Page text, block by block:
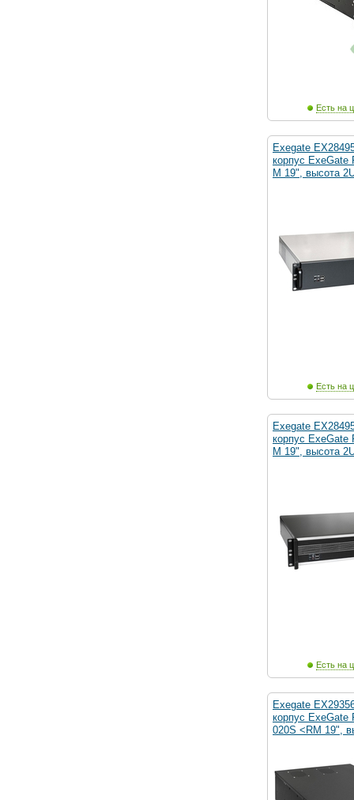
Есть на
Exegate
корпус ExeGate
M 19", высота
Есть на
Exegate
корпус ExeGate
M 19", высота
Есть на
Exegate
корпус ExeGate
020S <RM 19",